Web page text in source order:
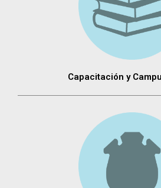
Capacitación y